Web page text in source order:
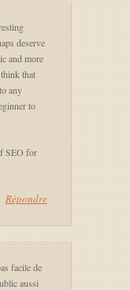
deserve
and more
that
any
to
SEO for
Répondre
facile de
aussi